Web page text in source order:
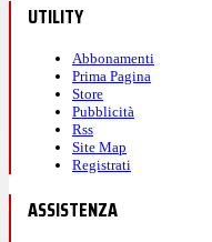
UTILITY
Abbonamenti
Prima Pagina
Store
Pubblicità
Rss
Site Map
Registrati
ASSISTENZA